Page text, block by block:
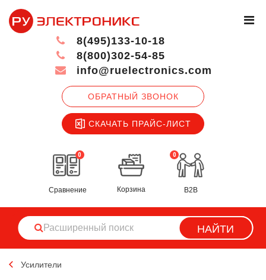
ОБРАТНЫЙ ЗВОНОК
СКАЧАТЬ ПРАЙС-ЛИСТ
8(495)133-10-18
8(800)302-54-85
info@ruelectronics.com
0
Сравнение
0
Корзина B2B
НАЙТИ
Усилители